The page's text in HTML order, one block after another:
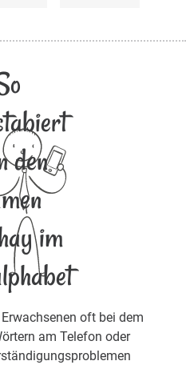
den
im
oft bei dem
am Telefon oder